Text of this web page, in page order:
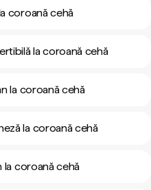
coroană cehă
la coroană cehă
la coroană cehă
la coroană cehă
la coroană cehă